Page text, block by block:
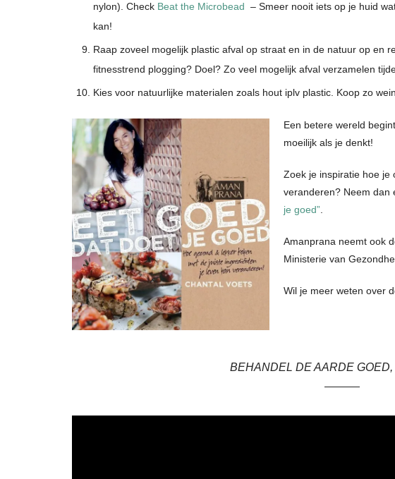
nylon). Check Beat the Microbead – Smeer nooit iets op je huid
kan!
Raap zoveel mogelijk plastic afval op straat en in de natuur op en
fitnesstrend plogging? Doel? Zo veel mogelijk afval verzamelen
Kies voor natuurlijke materialen zoals hout iplv plastic. Koop zo
Een betere wereld
moeilijk als je denkt!
Zoek je inspiratie hoe je
veranderen? Neem dan
je goed”.
Amanprana neemt ook
Ministerie van
Wil je meer weten over
BEHANDEL DE AARDE